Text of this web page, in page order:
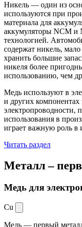
Никель — один из
используются при
материала для
аккумуляторы NCM
технологией.
содержат никель,
хранить большие
никеля более
использованию, чем
Медь используют в
и других компонентах
электропроводности,
использования в
играет важную роль в
Читать раздел
Металл –
Медь для
Cu
Медь — первый